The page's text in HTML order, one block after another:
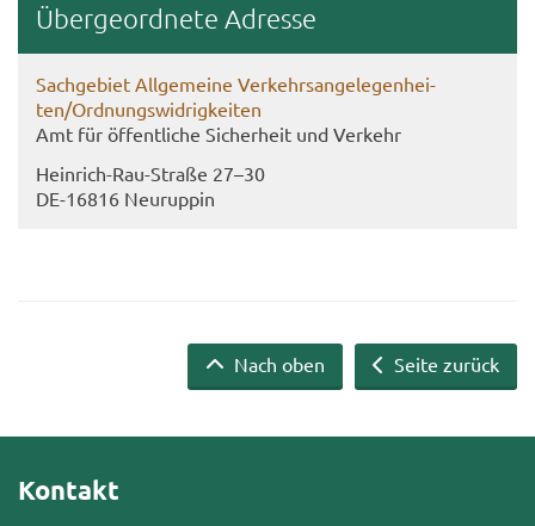
Über­ge­ord­ne­te Adres­se
Sach­ge­biet All­ge­mei­ne Ver­kehrs­an­ge­le­gen­hei­
ten/Ord­nungs­wid­rig­kei­ten
Amt für öf­fent­li­che Si­cher­heit und Ver­kehr
Heinrich-​Rau-Straße 27–30
DE-​16816 Neu­rup­pin
Seite zurück
Nach oben
Kontakt